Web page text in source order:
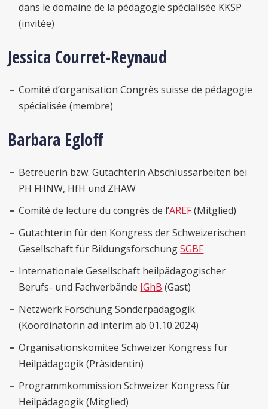
dans le domaine de la pédagogie spécialisée KKSP
(invitée)
Jessica Courret-Reynaud
Comité d’organisation Congrès suisse de pédagogie
spécialisée (membre)
Barbara Egloff
Betreuerin bzw. Gutachterin Abschlussarbeiten bei
PH FHNW, HfH und ZHAW
Comité de lecture du congrès de l’AREF(Mitglied)
Gutachterin für den Kongress der Schweizerischen
Gesellschaft für BildungsforschungSGBF
Internationale Gesellschaft heilpädagogischer
Berufs- und Fachverbände IGhB (Gast)
Netzwerk Forschung Sonderpädagogik
(Koordinatorin ad interim ab 01.10.2024)
Organisationskomitee Schweizer Kongress für
Heilpädagogik (Präsidentin)
Programmkommission Schweizer Kongress für
Heilpädagogik (Mitglied)